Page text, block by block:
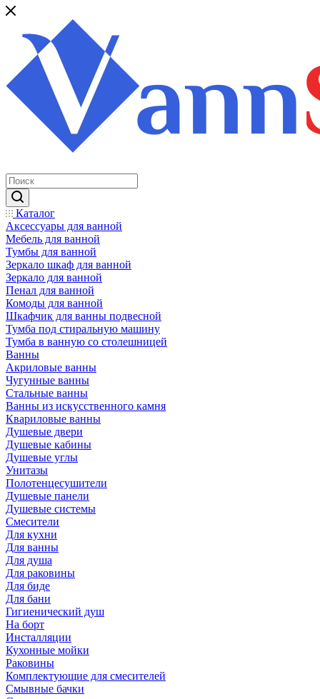
Каталог
Аксессуары для ванной
Мебель для ванной
Тумбы для ванной
Зеркало шкаф для ванной
Зеркало для ванной
Пенал для ванной
Комоды для ванной
Шкафчик для ванны подвесной
Тумба под стиральную машину
Тумба в ванную со столешницей
Ванны
Акриловые ванны
Чугунные ванны
Стальные ванны
Ванны из искусственного камня
Квариловые ванны
Душевые двери
Душевые кабины
Душевые углы
Унитазы
Полотенцесушители
Душевые панели
Душевые системы
Смесители
Для кухни
Для ванны
Для душа
Для раковины
Для биде
Для бани
Гигиенический душ
На борт
Инсталляции
Кухонные мойки
Раковины
Комплектующие для смесителей
Смывные бачки